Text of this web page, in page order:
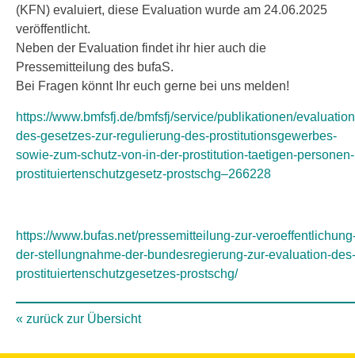
(KFN) evaluiert, diese Evaluation wurde am 24.06.2025
veröffentlicht.
Neben der Evaluation findet ihr hier auch die
Pressemitteilung des bufaS.
Bei Fragen könnt Ihr euch gerne bei uns melden!
https://www.bmfsfj.de/bmfsfj/service/publikationen/
des-gesetzes-zur-regulierung-des-prostitutionsgewerbes-
sowie-zum-schutz-von-in-der-prostitution-taetigen-personen-
prostituiertenschutzgesetz-prostschg–266228
https://www.bufas.net/pressemitteilung-zur-
der-stellungnahme-der-bundesregierung-zur-evaluation-des-
prostituiertenschutzgesetzes-prostschg/
« zurück zur Übersicht